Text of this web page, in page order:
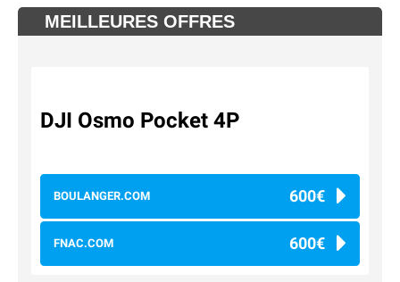
MEILLEURES OFFRES
DJI Osmo Pocket 4P
BOULANGER.COM 600€
FNAC.COM 600€